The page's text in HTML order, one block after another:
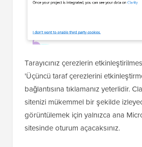
Tarayıcınız çerezlerin
'Üçüncü taraf çerezlerini
bağlantısına tıklamanız yeterlidir.
sitenizi mükemmel bir şekilde
görüntülemek için yalnızca ana
sitesinde oturum açacaksınız.